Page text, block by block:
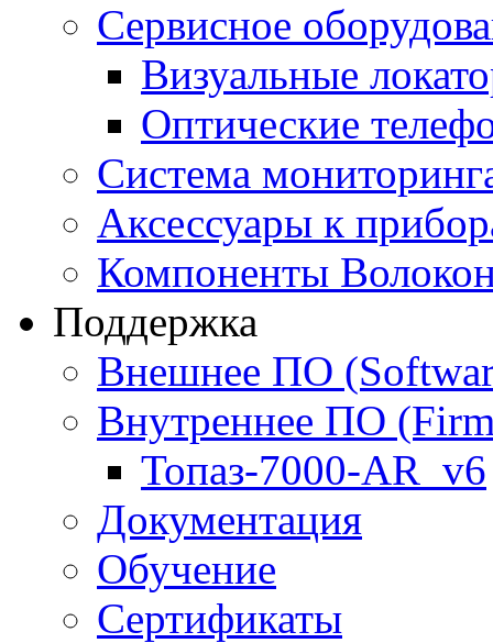
Сервисное
Визуальные
Оптические
Система
Аксессуары к
Компоненты
Поддержка
Внешнее ПО
Внутреннее ПО
Топаз-7000-AR_v6
Документация
Обучение
Сертификаты